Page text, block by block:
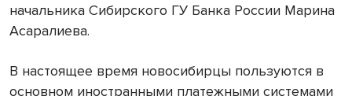
начальника Сибирского ГУ Банка России Марина
Асаралиева.
В настоящее время новосибирцы пользуются в
основном иностранными платежными системами